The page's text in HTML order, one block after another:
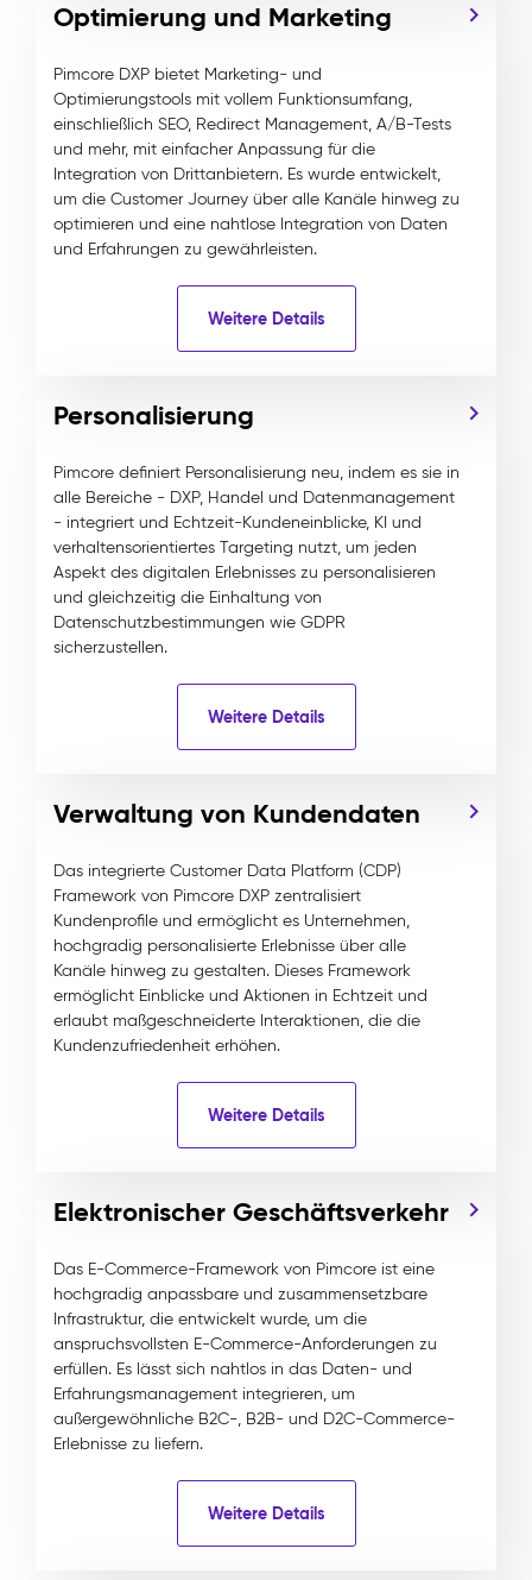
Optimierung und Marketing
Pimcore DXP bietet Marketing- und
Optimierungstools mit vollem Funktionsumfang,
einschließlich SEO, Redirect Management, A/B-Tests
und mehr, mit einfacher Anpassung für die
Integration von Drittanbietern. Es wurde entwickelt,
um die Customer Journey über alle Kanäle hinweg zu
optimieren und eine nahtlose Integration von Daten
und Erfahrungen zu gewährleisten.
Weitere Details
Personalisierung
Pimcore definiert Personalisierung neu, indem es sie in
alle Bereiche - DXP, Handel und Datenmanagement
- integriert und Echtzeit-Kundeneinblicke, KI und
verhaltensorientiertes Targeting nutzt, um jeden
Aspekt des digitalen Erlebnisses zu personalisieren
und gleichzeitig die Einhaltung von
Datenschutzbestimmungen wie GDPR
sicherzustellen.
Weitere Details
Verwaltung von Kundendaten
Das integrierte Customer Data Platform (CDP)
Framework von Pimcore DXP zentralisiert
Kundenprofile und ermöglicht es Unternehmen,
hochgradig personalisierte Erlebnisse über alle
Kanäle hinweg zu gestalten. Dieses Framework
ermöglicht Einblicke und Aktionen in Echtzeit und
erlaubt maßgeschneiderte Interaktionen, die die
Kundenzufriedenheit erhöhen.
Weitere Details
Elektronischer Geschäftsverkehr
Das E-Commerce-Framework von Pimcore ist eine
hochgradig anpassbare und zusammensetzbare
Infrastruktur, die entwickelt wurde, um die
anspruchsvollsten E-Commerce-Anforderungen zu
erfüllen. Es lässt sich nahtlos in das Daten- und
Erfahrungsmanagement integrieren, um
außergewöhnliche B2C-, B2B- und D2C-Commerce-
Erlebnisse zu liefern.
Weitere Details